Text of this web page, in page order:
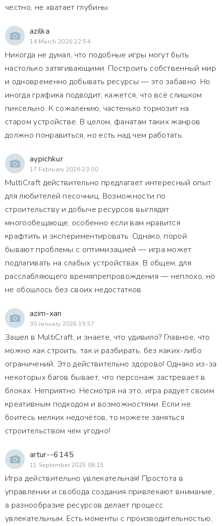
честно, не хватает глубины.
azilka
14 March 2026 22:54
Никогда не думал, что подобные игры могут быть
настолько затягивающими. Построить собственный мир
и одновременно добывать ресурсы — это забавно. Но
иногда графика подводит, кажется, что всё слишком
пиксельно. К сожалению, частенько тормозит на
старом устройстве. В целом, фанатам таких жанров
должно понравиться, но есть над чем работать.
aypichkur
17 February 2026 23:00
MultiCraft действительно предлагает интересный опыт
для любителей песочниц. Возможности по
строительству и добыче ресурсов выглядят
многообещающе, особенно если вам нравится
крафтить и экспериментировать. Однако, порой
бывают проблемы с оптимизацией — игра может
подлагивать на слабых устройствах. В общем, для
расслабляющего времяпрепровождения — неплохо, но
не обошлось без своих недостатков.
azim-xan
30 January 2026 19:57
Зашел в MultiCraft, и знаете, что удивило? Главное, что
можно как строить, так и разбирать, без каких-либо
ограничений. Это действительно здорово! Однако из-за
некоторых багов бывает, что персонаж застревает в
блоках. Неприятно. Несмотря на это, игра радует своим
креативным подходом и возможностями. Если не
боитесь мелких недочётов, то можете заняться
строительством чем угодно!
artur--6145
11 September 2025 08:15
Игра действительно увлекательная! Простота в
управлении и свобода создания привлекают внимание,
а разнообразие ресурсов делает процесс
увлекательным. Есть моменты с производительностью,